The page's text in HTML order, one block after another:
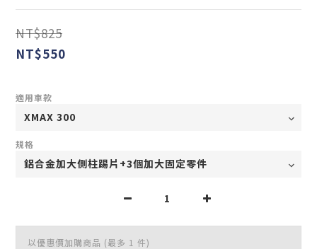
NT$825
NT$550
適用車款
規格
以優惠價加購商品 (最多 1 件)